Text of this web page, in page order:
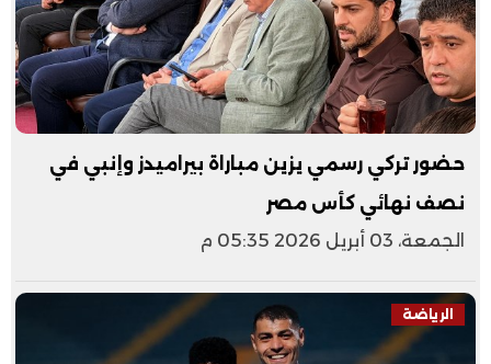
حضور تركي رسمي يزين مباراة بيراميدز وإنبي في
نصف نهائي كأس مصر
الجمعة، 03 أبريل 2026 05:35 م
الرياضة